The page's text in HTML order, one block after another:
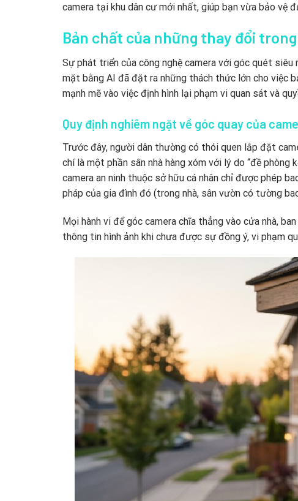
camera tại khu dân cư mới nhất, giúp bạn vừa bảo vệ
Bản chất của những thay đổi
Sự phát triển của công nghệ camera với góc quét siêu
mặt bằng AI đã đặt ra những thách thức lớn cho việc
mạnh mẽ vào việc định hình lại phạm vi quan sát và
Quy định nghiêm ngặt về góc quay của
Trước đây, người dân thường có thói quen lắp đặt
chí là một phần sân nhà hàng xóm với lý do “đề phòng
camera an ninh thuộc sở hữu cá nhân chỉ được phép
pháp của gia đình đó (trong nhà, sân vườn có tường
Mọi hành vi để góc camera chĩa thẳng vào cửa nhà,
thông tin hình ảnh khi chưa được sự đồng ý, vi phạm